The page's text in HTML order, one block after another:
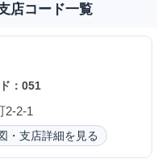
店コード一覧
：051
2-2-1
・支店詳細を見る